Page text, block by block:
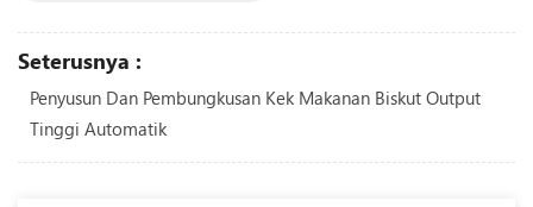
Seterusnya :
Penyusun Dan Pembungkusan Kek Makanan Biskut Output
Tinggi Automatik